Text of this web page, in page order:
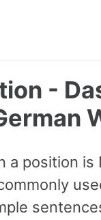
-
a position